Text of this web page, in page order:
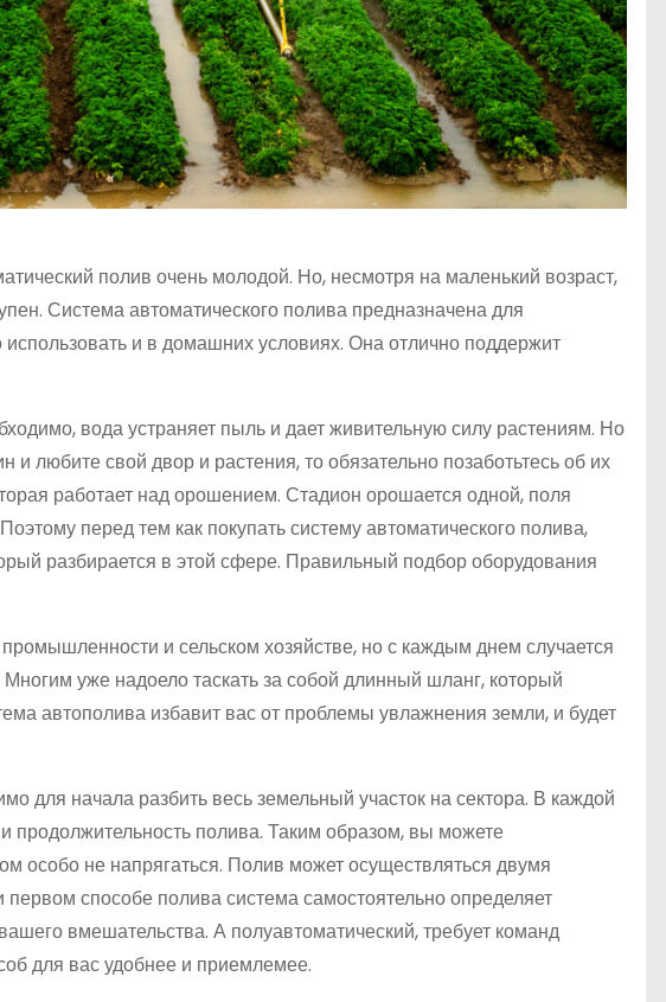
полив очень молодой. Но, несмотря на маленький возраст,
Система автоматического полива предназначена для
и в домашних условиях. Она отлично поддержит
вода устраняет пыль и дает живительную силу растениям. Но
любите свой двор и растения, то обязательно позаботьтесь об их
работает над орошением. Стадион орошается одной, поля
перед тем как покупать систему автоматического полива,
разбирается в этой сфере. Правильный подбор оборудования
и сельском хозяйстве, но с каждым днем случается
уже надоело таскать за собой длинный шланг, который
автополива избавит вас от проблемы увлажнения земли, и будет
для начала разбить весь земельный участок на сектора. В каждой
полива. Таким образом, вы можете
особо не напрягаться. Полив может осуществляться двумя
способе полива система самостоятельно определяет
вмешательства. А полуавтоматический, требует команд
для вас удобнее и приемлемее.